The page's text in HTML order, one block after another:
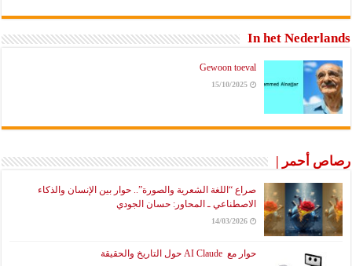
In het Nederlands
Gewoon toeval
15/10/2025
رصاص أحمر |
صراع “اللغة الشعرية والصورة”.. حوار بين الإنسان والذكاء
الاصطناعي ـ المحاور: حسان الجودي
14/03/2026
حوار مع AI Claude حول التاريخ والحقيقة